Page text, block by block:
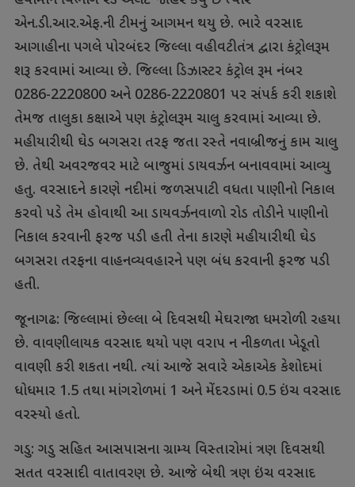
એન.ડી.આર.એફ.ની ટીમનું આગમન થયુ છે. ભારે વરસાદ
આગાહીના પગલે પોરબંદર જિલ્લા વહીવટીતંત્ર દ્વારા કંટ્રોલરૂમ
શરૂ કરવામાં આવ્યા છે. જિલ્લા ડિઝાસ્ટર કંટ્રોલ રૂમ નંબર
0286-2220800 અને 0286-2220801 પર સંપર્ક કરી શકાશે
તેમજ તાલુકા કક્ષાએ પણ કંટ્રોલરૂમ ચાલુ કરવામાં આવ્યા છે.
મહીયારીથી ઘેડ બગસરા તરફ જતા રસ્તે નવાબ્રીજનું કામ ચાલુ
છે. તેથી અવરજવર માટે બાજુમાં ડાયવર્ઝન બનાવવામાં આવ્યુ
હતુ. વરસાદને કારણે નદીમાં જળસપાટી વધતા પાણીનો નિકાલ
કરવો પડે તેમ હોવાથી આ ડાયવર્ઝનવાળો રોડ તોડીને પાણીનો
નિકાલ કરવાની ફરજ પડી હતી તેના કારણે મહીયારીથી ઘેડ
બગસરા તરફના વાહનવ્યવહારને પણ બંધ કરવાની ફરજ પડી
હતી.
જૂનાગઢ: જિલ્લામાં છેલ્લા બે દિવસથી મેઘરાજા ધમરોળી રહયા
છે. વાવણીલાયક વરસાદ થયો પણ વરાપ ન નીકળતા ખેડૂતો
વાવણી કરી શકતા નથી. ત્યાં આજે સવારે એકાએક કેશોદમાં
ધોધમાર 1.5 તથા માંગરોળમાં 1 અને મેંદરડામાં 0.5 ઇંચ વરસાદ
વરસ્યો હતો.
ગડુ: ગડુ સહિત આસપાસના ગ્રામ્ય વિસ્તારોમાં ત્રણ દિવસથી
સતત વરસાદી વાતાવરણ છે. આજે બેથી ત્રણ ઇંચ વરસાદ